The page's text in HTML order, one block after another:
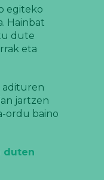
egiteko
Hainbat
dute
eta
adituren
jartzen
ordu baino
duten